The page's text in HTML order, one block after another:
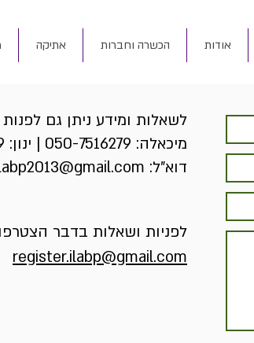
אודות הכשרה וחברות אתיקה
לשאלות ומידע ניתן גם
מיכאלה: 050-7516279 | ינון:
דוא"ל:
לפניות ושאלות בדבר
register.ilabp@gmail.com